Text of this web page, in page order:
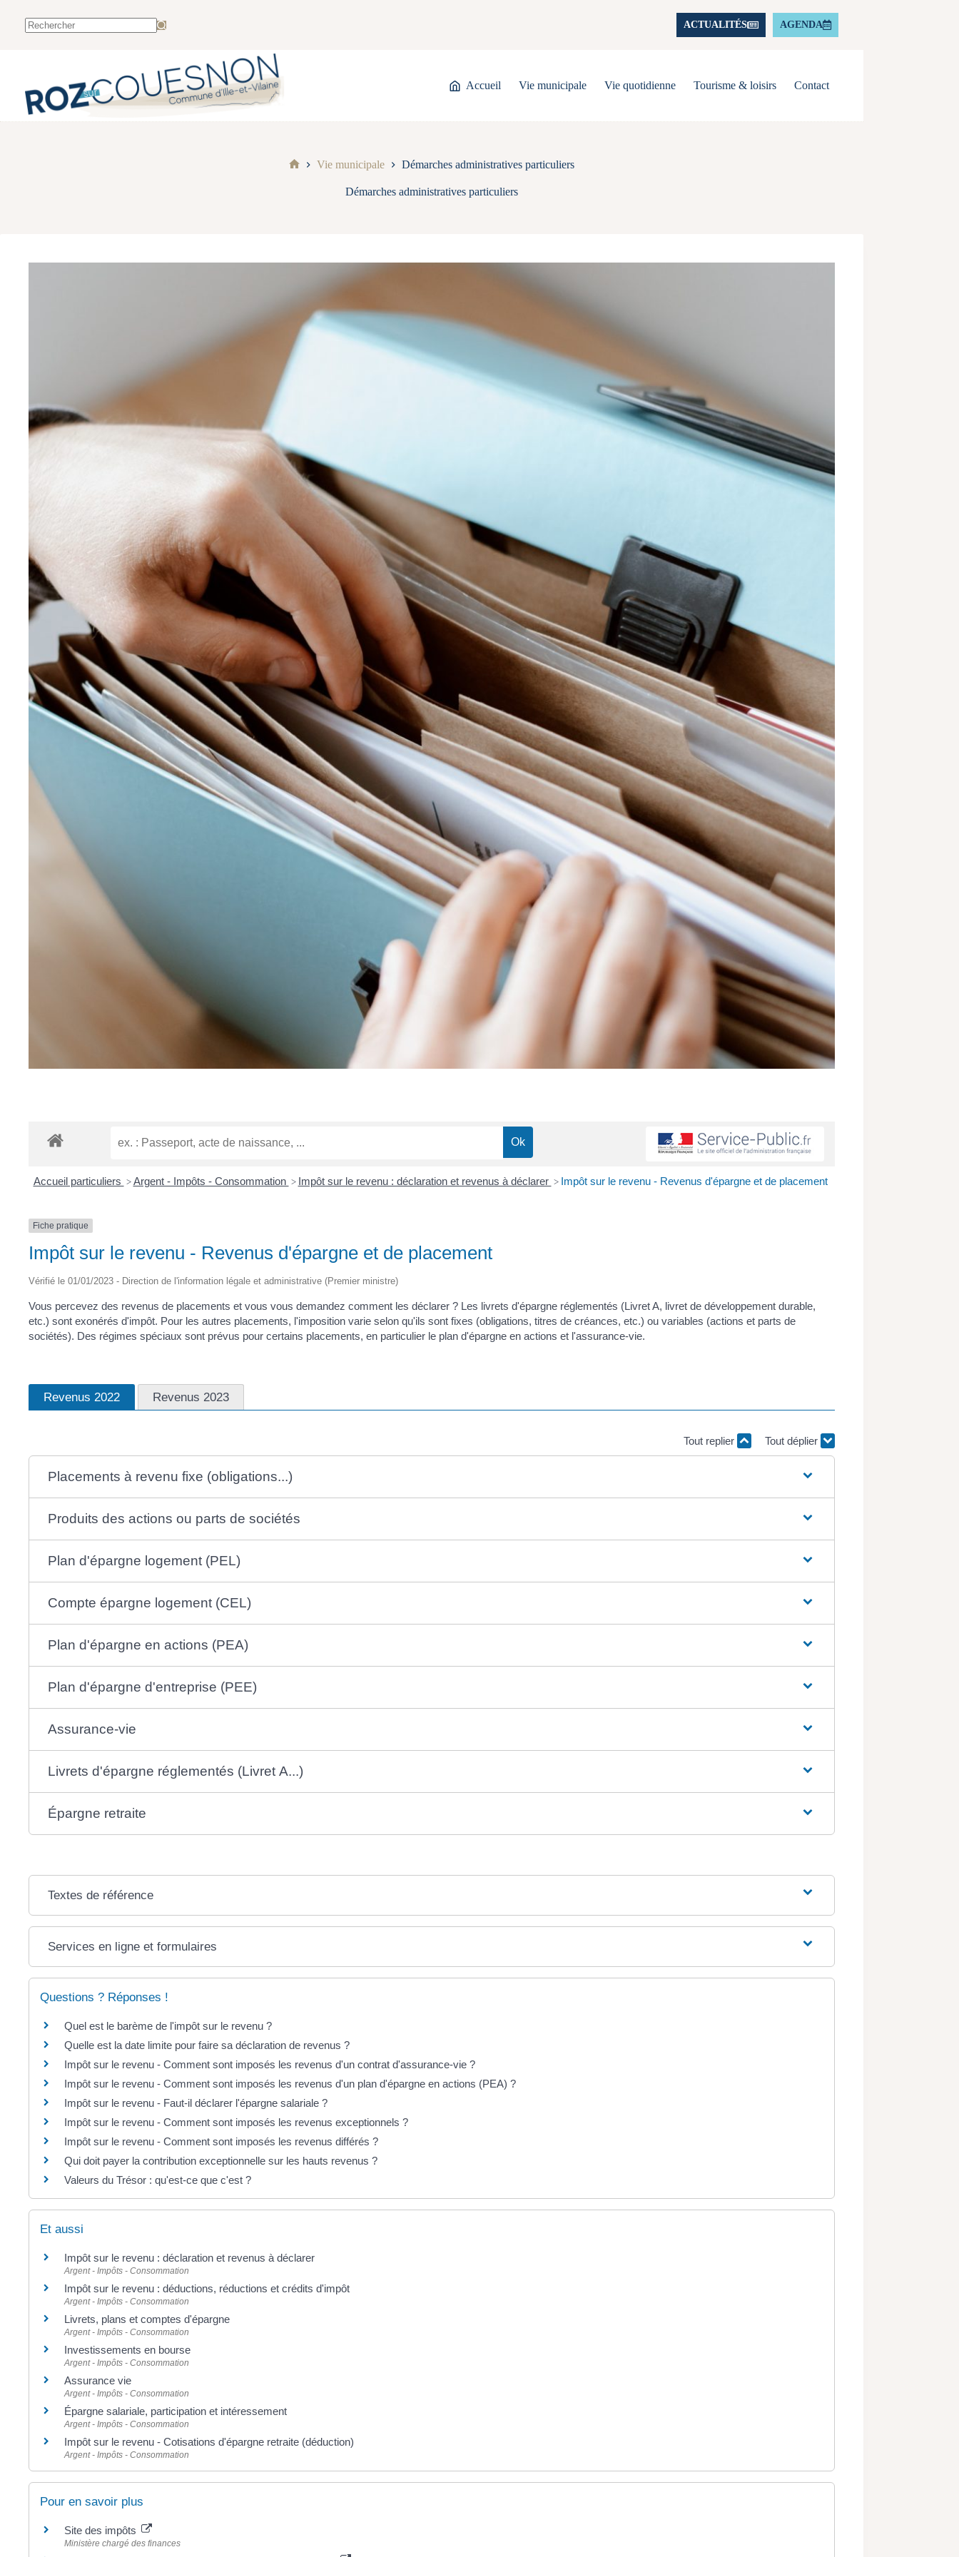
ACTUALITÉS AGENDA
Accueil Vie municipale Vie quotidienne Tourisme & loisirs Contact
Vie municipale Démarches administratives particuliers
Démarches administratives particuliers
Accueil particuliers > Argent - Impôts - Consommation > Impôt sur le revenu : déclaration et revenus à déclarer > Impôt sur le revenu - Revenus d'épargne et de placement
Fiche pratique
Impôt sur le revenu - Revenus d'épargne et de placement
Vérifié le 01/01/2023 - Direction de l'information légale et administrative (Premier ministre)
Vous percevez des revenus de placements et vous vous demandez comment les déclarer ? Les livrets d'épargne réglementés (Livret A, livret de développement durable,
etc.) sont exonérés d'impôt. Pour les autres placements, l'imposition varie selon qu'ils sont fixes (obligations, titres de créances, etc.) ou variables (actions et parts de
sociétés). Des régimes spéciaux sont prévus pour certains placements, en particulier le plan d'épargne en actions et l'assurance-vie.
Revenus 2022 Revenus 2023
Tout replier Tout déplier
Placements à revenu fixe (obligations...)
Produits des actions ou parts de sociétés
Plan d'épargne logement (PEL)
Compte épargne logement (CEL)
Plan d'épargne en actions (PEA)
Plan d'épargne d'entreprise (PEE)
Assurance-vie
Livrets d'épargne réglementés (Livret A...)
Épargne retraite
Textes de référence
Services en ligne et formulaires
Questions ? Réponses !
Quel est le barème de l'impôt sur le revenu ?
Quelle est la date limite pour faire sa déclaration de revenus ?
Impôt sur le revenu - Comment sont imposés les revenus d'un contrat d'assurance-vie ?
Impôt sur le revenu - Comment sont imposés les revenus d'un plan d'épargne en actions (PEA) ?
Impôt sur le revenu - Faut-il déclarer l'épargne salariale ?
Impôt sur le revenu - Comment sont imposés les revenus exceptionnels ?
Impôt sur le revenu - Comment sont imposés les revenus différés ?
Qui doit payer la contribution exceptionnelle sur les hauts revenus ?
Valeurs du Trésor : qu'est-ce que c'est ?
Et aussi
Impôt sur le revenu : déclaration et revenus à déclarer
Argent - Impôts - Consommation
Impôt sur le revenu : déductions, réductions et crédits d'impôt
Argent - Impôts - Consommation
Livrets, plans et comptes d'épargne
Argent - Impôts - Consommation
Investissements en bourse
Argent - Impôts - Consommation
Assurance vie
Argent - Impôts - Consommation
Épargne salariale, participation et intéressement
Argent - Impôts - Consommation
Impôt sur le revenu - Cotisations d'épargne retraite (déduction)
Argent - Impôts - Consommation
Pour en savoir plus
Site des impôts
Ministère chargé des finances